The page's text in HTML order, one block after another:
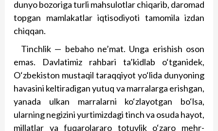
dunyo bozoriga turli mahsulotlar chiqarib, daromad
topgan mamlakatlar iqtisodiyoti tamomila izdan
chiqqan.
Tinchlik — bebaho ne’mat. Unga erishish oson
emas. Davlatimiz rahbari ta’kidlab o‘tganidek,
O‘zbekiston mustaqil taraqqiyot yo‘lida dunyoning
havasini keltiradigan yutuq va marralarga erishgan,
yanada ulkan marralarni ko‘zlayotgan bo‘lsa,
ularning negizini yurtimizdagi tinch va osuda hayot,
millatlar va fuqarolararo totuvlik o‘zaro mehr-